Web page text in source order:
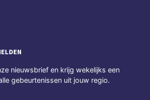
nieuwsbrief en krijg wekelijks een
gebeurtenissen uit jouw regio.